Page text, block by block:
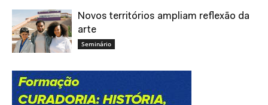
Novos territórios ampliam reflexão da
arte
Seminário